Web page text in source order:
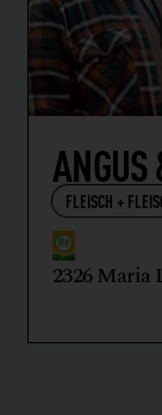
ANGUS
FLEISCH +
2326 Maria